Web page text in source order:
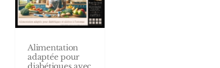
Alimentation
adaptée pour